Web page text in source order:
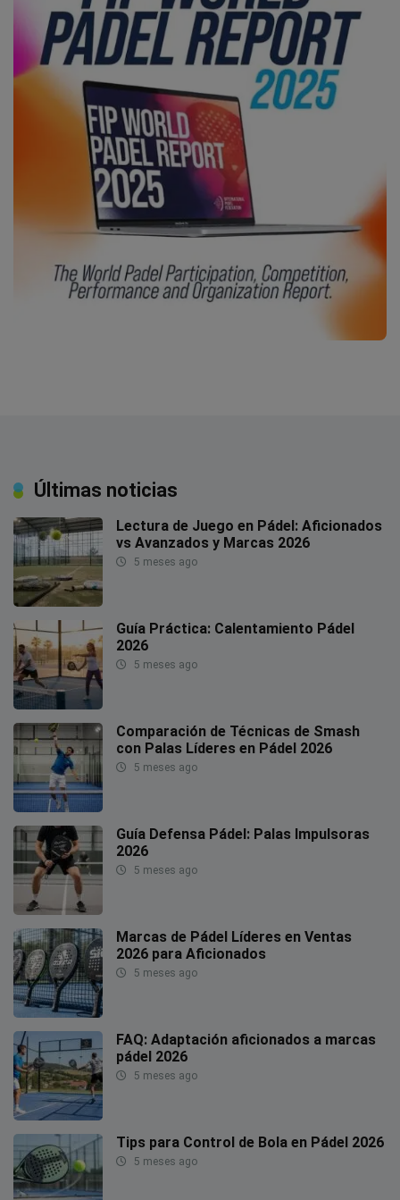
Últimas noticias
Lectura de Juego en Pádel: Aficionados
vs Avanzados y Marcas 2026
5 meses ago
Guía Práctica: Calentamiento Pádel
2026
5 meses ago
Comparación de Técnicas de Smash
con Palas Líderes en Pádel 2026
5 meses ago
Guía Defensa Pádel: Palas Impulsoras
2026
5 meses ago
Marcas de Pádel Líderes en Ventas
2026 para Aficionados
5 meses ago
FAQ: Adaptación aficionados a marcas
pádel 2026
5 meses ago
Tips para Control de Bola en Pádel 2026
5 meses ago